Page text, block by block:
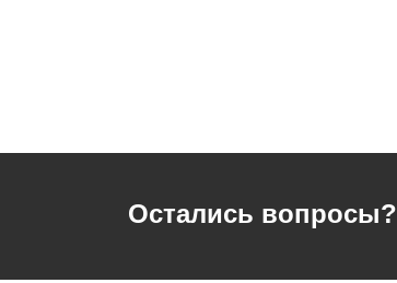
Остались вопросы?